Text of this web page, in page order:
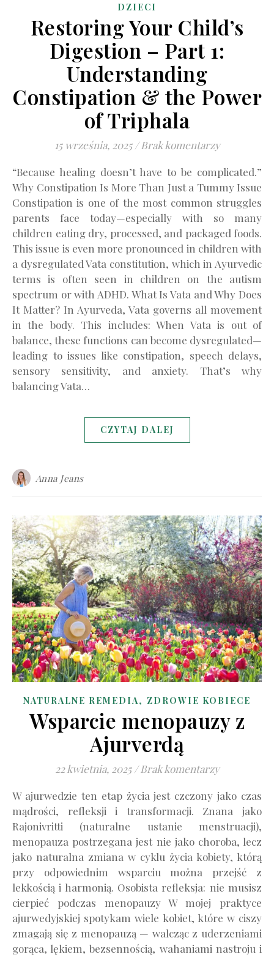
DZIECI
Restoring Your Child’s
Digestion – Part 1:
Understanding
Constipation & the Power
of Triphala
15 września, 2025 / Brak komentarzy
“Because healing doesn’t have to be complicated.”
Why Constipation Is More Than Just a Tummy Issue
Constipation is one of the most common struggles
parents face today—especially with so many
children eating dry, processed, and packaged foods.
This issue is even more pronounced in children with
a dysregulated Vata constitution, which in Ayurvedic
terms is often seen in children on the autism
spectrum or with ADHD. What Is Vata and Why Does
It Matter? In Ayurveda, Vata governs all movement
in the body. This includes: When Vata is out of
balance, these functions can become dysregulated—
leading to issues like constipation, speech delays,
sensory sensitivity, and anxiety. That’s why
balancing Vata…
CZYTAJ DALEJ
Anna Jeans
NATURALNE REMEDIA, ZDROWIE KOBIECE
Wsparcie menopauzy z
Ajurverdą
22 kwietnia, 2025 / Brak komentarzy
W ajurwedzie ten etap życia jest czczony jako czas
mądrości, refleksji i transformacji. Znana jako
Rajonivritti (naturalne ustanie menstruacji),
menopauza postrzegana jest nie jako choroba, lecz
jako naturalna zmiana w cyklu życia kobiety, którą
przy odpowiednim wsparciu można przejść z
lekkością i harmonią. Osobista refleksja: nie musisz
cierpieć podczas menopauzy W mojej praktyce
ajurwedyjskiej spotykam wiele kobiet, które w ciszy
zmagają się z menopauzą — walcząc z uderzeniami
gorąca, lękiem, bezsennością, wahaniami nastroju i